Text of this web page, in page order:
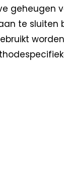
geheugen
te sluiten